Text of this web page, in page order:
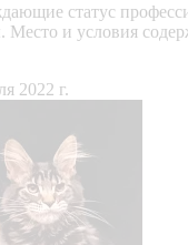
статус
Место и условия
2022 г.